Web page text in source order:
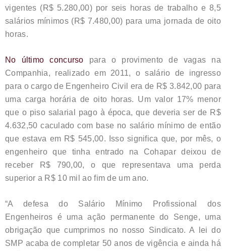
vigentes (R$ 5.280,00) por seis horas de trabalho e 8,5
salários mínimos (R$ 7.480,00) para uma jornada de oito
horas.
No último concurso para o provimento de vagas na
Companhia, realizado em 2011, o salário de ingresso
para o cargo de Engenheiro Civil era de R$ 3.842,00 para
uma carga horária de oito horas. Um valor 17% menor
que o piso salarial pago à época, que deveria ser de R$
4.632,50 caculado com base no salário mínimo de então
que estava em R$ 545,00. Isso significa que, por mês, o
engenheiro que tinha entrado na Cohapar deixou de
receber R$ 790,00, o que representava uma perda
superior a R$ 10 mil ao fim de um ano.
“A defesa do Salário Mínimo Profissional dos
Engenheiros é uma ação permanente do Senge, uma
obrigação que cumprimos no nosso Sindicato. A lei do
SMP acaba de completar 50 anos de vigência e ainda há